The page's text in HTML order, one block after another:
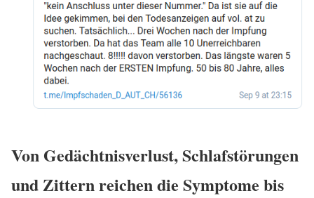
Von Gedächtnisverlust, Schlafstörungen
und Zittern reichen die Symptome bis